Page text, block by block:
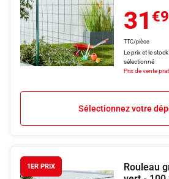
31
TTC/pièce
Le prix et le
sélectionné
Prix de vente
Sélectionnez votre
1ER PRIX
Rouleau